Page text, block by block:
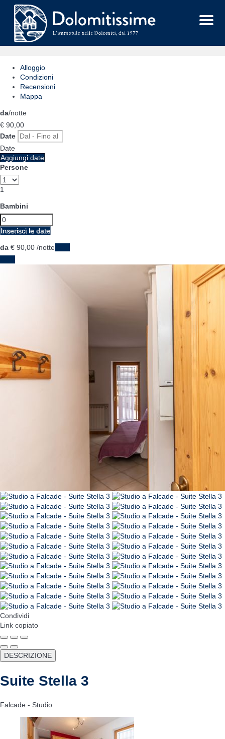
Menu
Alloggio
Condizioni
Recensioni
Mappa
da/notte
€ 90, 00
Date
Date
Aggiungi date
Persone
1
Bambini
Inserisci le date
da € 90, 00 /notte
Condividi
Link copiato
DESCRIZIONE
Suite Stella 3
Falcade - Studio